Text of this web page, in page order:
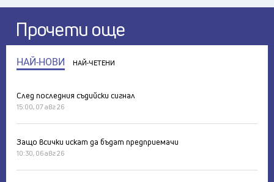
Прочети още
НАЙ-НОВИ НАЙ-ЧЕТЕНИ
След последния съдийски сигнал
15:00, 07 авг 26
Защо всички искат да бъдат предприемачи
10:30, 06 авг 26